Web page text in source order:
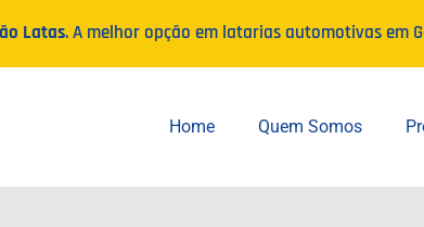
Latas. A melhor opção em latarias automotivas em
Home Quem Somos